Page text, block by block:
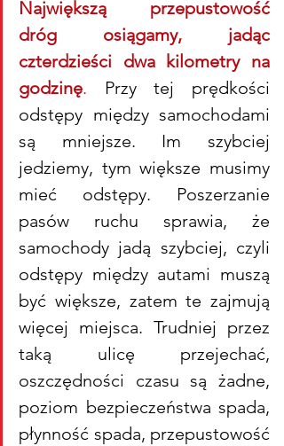
Największą przepustowość
dróg osiągamy, jadąc
czterdzieści dwa kilometry na
godzinę. Przy tej prędkości
odstępy między samochodami
są mniejsze. Im szybciej
jedziemy, tym większe musimy
mieć odstępy. Poszerzanie
pasów ruchu sprawia, że
samochody jadą szybciej, czyli
odstępy między autami muszą
być większe, zatem te zajmują
więcej miejsca. Trudniej przez
taką ulicę przejechać,
oszczędności czasu są żadne,
poziom bezpieczeństwa spada,
płynność spada, przepustowość